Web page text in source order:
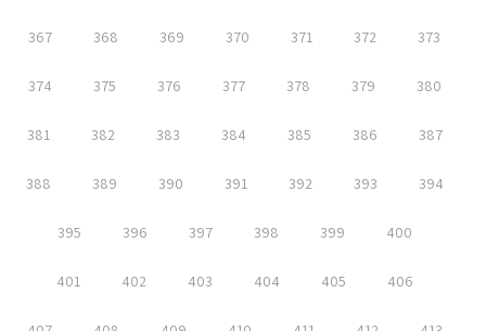
367 368 369 370 371 372 373
374 375 376 377 378 379 380
381 382 383 384 385 386 387
388 389 390 391 392 393 394
395 396 397 398 399 400
401 402 403 404 405 406